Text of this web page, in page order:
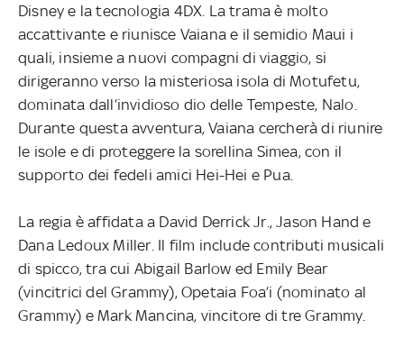
Disney e la tecnologia 4DX. La trama è molto
accattivante e riunisce Vaiana e il semidio Maui i
quali, insieme a nuovi compagni di viaggio, si
dirigeranno verso la misteriosa isola di Motufetu,
dominata dall’invidioso dio delle Tempeste, Nalo.
Durante questa avventura, Vaiana cercherà di riunire
le isole e di proteggere la sorellina Simea, con il
supporto dei fedeli amici Hei-Hei e Pua.
La regia è affidata a David Derrick Jr., Jason Hand e
Dana Ledoux Miller. Il film include contributi musicali
di spicco, tra cui Abigail Barlow ed Emily Bear
(vincitrici del Grammy), Opetaia Foa’i (nominato al
Grammy) e Mark Mancina, vincitore di tre Grammy.